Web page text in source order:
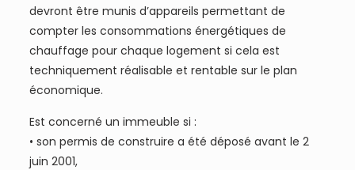
devront être munis d’appareils permettant de
compter les consommations énergétiques de
chauffage pour chaque logement si cela est
techniquement réalisable et rentable sur le plan
économique.
Est concerné un immeuble si :
• son permis de construire a été déposé avant le 2
juin 2001,